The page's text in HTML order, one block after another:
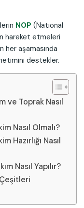
NOP (National
hareket etmeleri
aşamasında
destekler.
ve Toprak Nasıl
Nasıl Olmalı?
Hazırlığı Nasıl
Nasıl Yapılır?